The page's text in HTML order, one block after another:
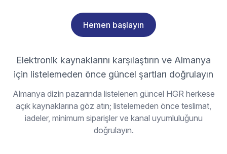
Hemen başlayın
Elektronik kaynaklarını karşılaştırın ve Almanya
için listelemeden önce güncel şartları doğrulayın
Almanya dizin pazarında listelenen güncel HGR herkese
açık kaynaklarına göz atın; listelemeden önce teslimat,
iadeler, minimum siparişler ve kanal uyumluluğunu
doğrulayın.